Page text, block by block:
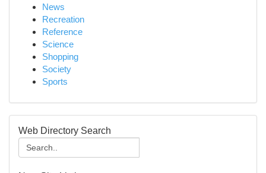
News
Recreation
Reference
Science
Shopping
Society
Sports
Web Directory Search